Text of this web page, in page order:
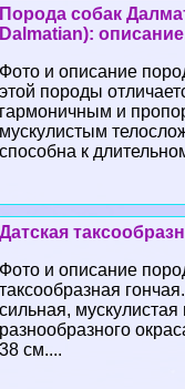
Порода собак
Dalmatian):
Фото и описание
этой породы
гармоничным и
мускулистым
способна к
Датская
Фото и описание
таксообразная
сильная, мускулистая
разнообразного
38 см....